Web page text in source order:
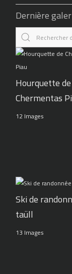
Dernière
Hourquette de
Chermentas
12 Images
Ski de
taüll
13 Images